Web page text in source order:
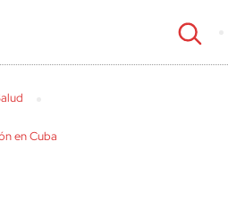
en Cuba